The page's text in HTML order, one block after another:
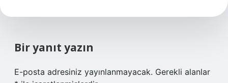
Bir yanıt yazın
E-posta adresiniz yayınlanmayacak. Gerekli alanlar